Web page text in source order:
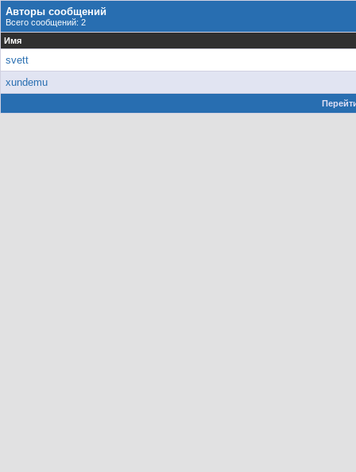
Авторы сообщений
Всего сообщений: 2
Имя
svett
xundemu